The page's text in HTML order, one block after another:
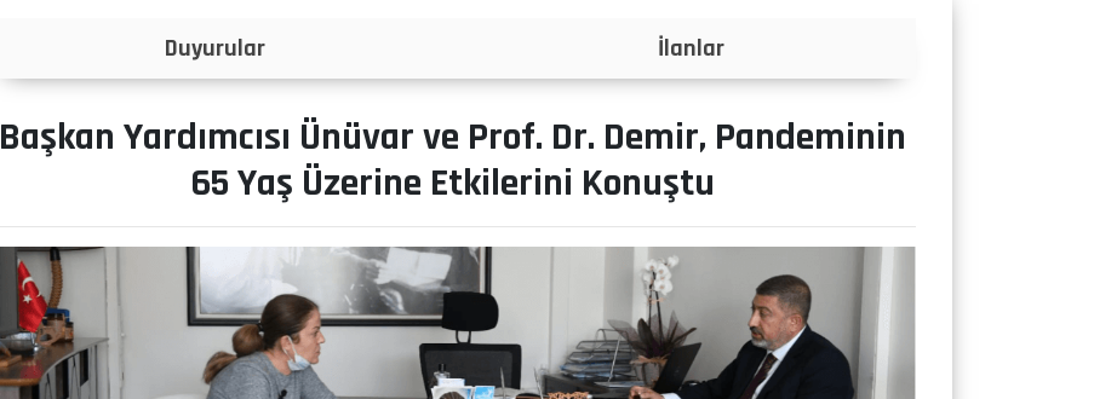
İlanlar Projeler
Başkan Yardımcısı Ünüvar ve Prof. Dr. Demir, Pandeminin
65 Yaş Üzerine Etkilerini Konuştu